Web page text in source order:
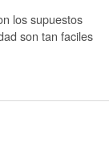
los supuestos
son tan faciles